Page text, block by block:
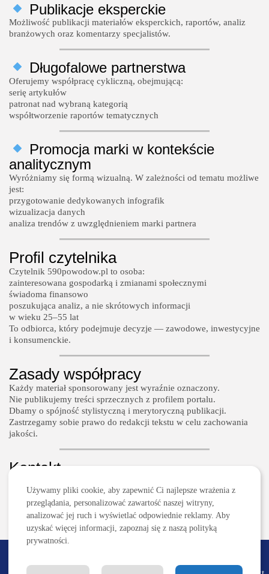
Publikacje eksperckie
Możliwość publikacji materiałów eksperckich, raportów, analiz
branżowych oraz komentarzy specjalistów.
Długofalowe partnerstwa
Oferujemy współpracę cykliczną, obejmującą:
serię artykułów
patronat nad wybraną kategorią
współtworzenie raportów tematycznych
Promocja marki w kontekście
analitycznym
Wyróżniamy się formą wizualną. W zależności od tematu możliwe
jest:
przygotowanie dedykowanych infografik
wizualizacja danych
analiza trendów z uwzględnieniem marki partnera
Profil czytelnika
Czytelnik 590powodow.pl to osoba:
zainteresowana gospodarką i zmianami społecznymi
świadoma finansowo
poszukująca analiz, a nie skrótowych informacji
w wieku 25–55 lat
To odbiorca, który podejmuje decyzje — zawodowe, inwestycyjne
i konsumenckie.
Zasady współpracy
Każdy materiał sponsorowany jest wyraźnie oznaczony.
Nie publikujemy treści sprzecznych z profilem portalu.
Dbamy o spójność stylistyczną i merytoryczną publikacji.
Zastrzegamy sobie prawo do redakcji tekstu w celu zachowania
jakości.
Kontakt
kontakt@590powodow.pl
W tytule wiadomości prosimy wpisać: Współpraca –
590powodow.pl
Używamy pliki cookie, aby zapewnić Ci najlepsze wrażenia z
przeglądania, personalizować zawartość naszej witryny,
analizować jej ruch i wyświetlać odpowiednie reklamy. Aby
uzyskać więcej informacji, zapoznaj się z naszą polityką
prywatności.